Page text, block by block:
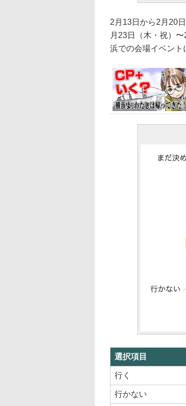
2月13日から2月20
月23日（木・祝）
浜での会場イベント
選択項目
行く
行かない